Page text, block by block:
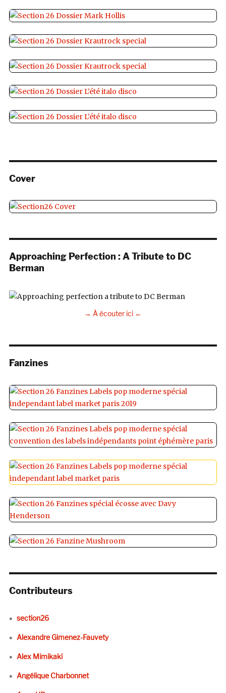
Cover
Approaching Perfection : A Tribute to DC
Berman
→ À écouter ici ←
Fanzines
Contributeurs
section26
Alexandre Gimenez-Fauvety
Alex Mimikaki
Angélique Charbonnet